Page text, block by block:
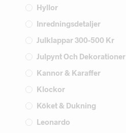
Hyllor
Inredningsdetaljer
Julklappar 300-500 Kr
Julpynt Och Dekorationer
Kannor & Karaffer
Klockor
Köket & Dukning
Leonardo